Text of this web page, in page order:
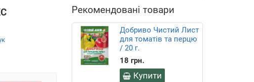
Рекомендовані товари
Добриво Чистий Лист
для томатів та перцю
/ 20 г.
18 грн.
Купити